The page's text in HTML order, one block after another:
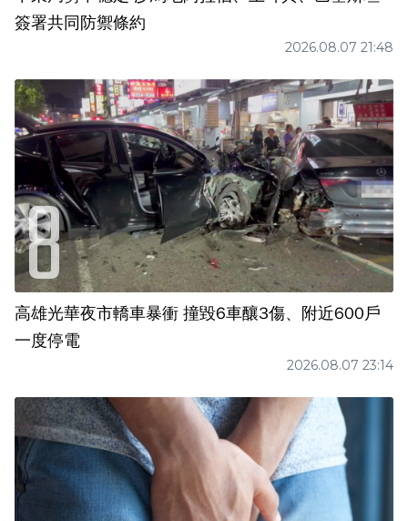
簽署共同防禦條約
2026.08.07 21:48
高雄光華夜市轎車暴衝 撞毀6車釀3傷、附近600戶
一度停電
2026.08.07 23:14